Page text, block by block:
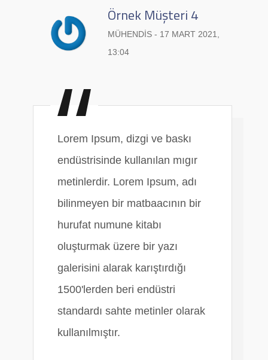
Örnek Müşteri 4
MÜHENDIS - 17 MART 2021,
13:04
Lorem Ipsum, dizgi ve baskı
endüstrisinde kullanılan mıgır
metinlerdir. Lorem Ipsum, adı
bilinmeyen bir matbaacının bir
hurufat numune kitabı
oluşturmak üzere bir yazı
galerisini alarak karıştırdığı
1500'lerden beri endüstri
standardı sahte metinler olarak
kullanılmıştır.